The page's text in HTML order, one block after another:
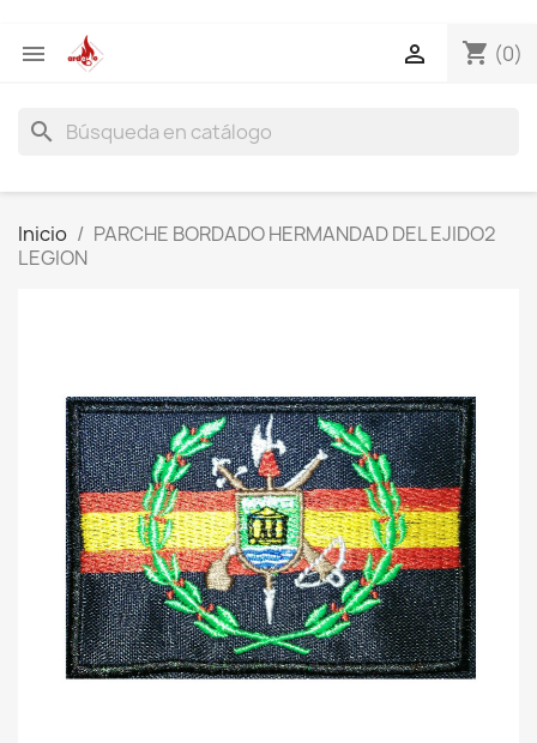
 shopping_cart (0)

search
Inicio
PARCHE BORDADO HERMANDAD DEL EJIDO2
LEGION